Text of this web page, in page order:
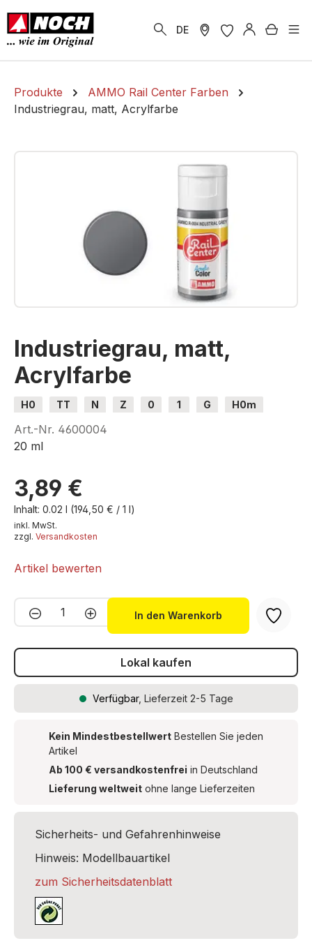
springen
DE
Produkte
AMMO Rail Center Farben
Industriegrau, matt, Acrylfarbe
Bildergalerie überspringen
Industriegrau, matt,
Acrylfarbe
H0 TT N Z 0 1 G
H0m
H0e
Art.-Nr. 4600004
20 ml
3,89 €
Inhalt: 0.02 l (194,50 € / 1 l)
inkl. MwSt.
zzgl. Versandkosten
Artikel bewerten
Produkt Anzahl: Gib den
In den Warenkorb
Lokal kaufen
Verfügbar, Lieferzeit 2-5 Tage
Kein Mindestbestellwert Bestellen Sie jeden
Artikel
Ab 100 € versandkostenfrei in Deutschland
Lieferung weltweit ohne lange Lieferzeiten
Sicherheits- und Gefahrenhinweise
Hinweis: Modellbauartikel
zum Sicherheitsdatenblatt